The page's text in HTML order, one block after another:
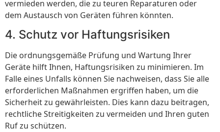
vermieden werden, die zu teuren Reparaturen oder
dem Austausch von Geräten führen könnten.
4. Schutz vor Haftungsrisiken
Die ordnungsgemäße Prüfung und Wartung Ihrer
Geräte hilft Ihnen, Haftungsrisiken zu minimieren. Im
Falle eines Unfalls können Sie nachweisen, dass Sie alle
erforderlichen Maßnahmen ergriffen haben, um die
Sicherheit zu gewährleisten. Dies kann dazu beitragen,
rechtliche Streitigkeiten zu vermeiden und Ihren guten
Ruf zu schützen.